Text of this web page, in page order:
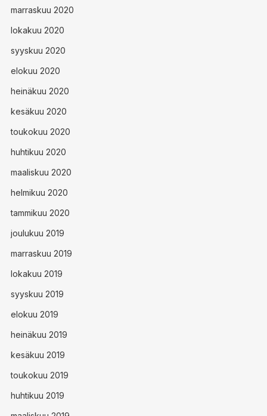
marraskuu 2020
lokakuu 2020
syyskuu 2020
elokuu 2020
heinäkuu 2020
kesäkuu 2020
toukokuu 2020
huhtikuu 2020
maaliskuu 2020
helmikuu 2020
tammikuu 2020
joulukuu 2019
marraskuu 2019
lokakuu 2019
syyskuu 2019
elokuu 2019
heinäkuu 2019
kesäkuu 2019
toukokuu 2019
huhtikuu 2019